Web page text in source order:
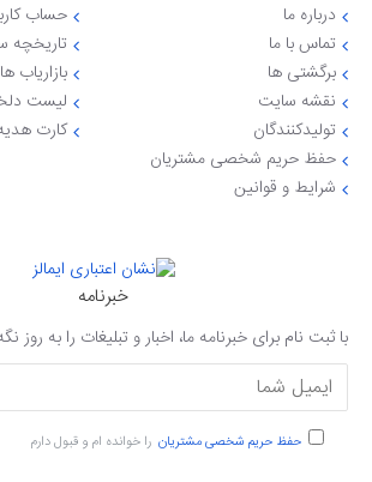
درباره ما
تماس با ما
برگشتی ها
نقشه سایت
تولیدکنندگان
حفظ حریم شخصی مشتریان
شرایط و قوانین
حساب
تاریخچه
بازاریاب ها
لیست
کارت
خبرنامه
با ثبت نام برای خبرنامه ما، اخبار و تبلیغات را به روز
حفظ حریم شخصی مشتریان را خوانده ام و قبول دارم